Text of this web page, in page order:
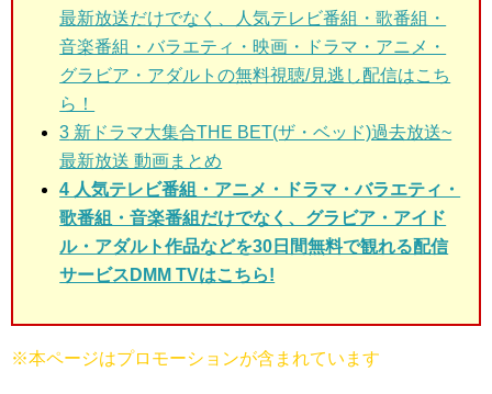
最新放送だけでなく、人気テレビ番組・歌番組・
音楽番組・バラエティ・映画・ドラマ・アニメ・
グラビア・アダルトの無料視聴/見逃し配信はこち
ら！
3 新ドラマ大集合THE BET(ザ・ベッド)過去放送~
最新放送 動画まとめ
4 人気テレビ番組・アニメ・ドラマ・バラエティ・
歌番組・音楽番組だけでなく、グラビア・アイド
ル・アダルト作品などを30日間無料で観れる配信
サービスDMM TVはこちら!
※本ページはプロモーションが含まれています